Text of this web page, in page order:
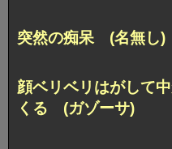
突然の痴呆 (名無し)
顔ベリベリはがして
くる (ガゾーサ)